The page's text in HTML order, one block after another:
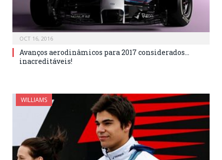
OCT 16, 2016
Avanços aerodinâmicos para 2017 considerados…
inacreditáveis!
WILLIAMS